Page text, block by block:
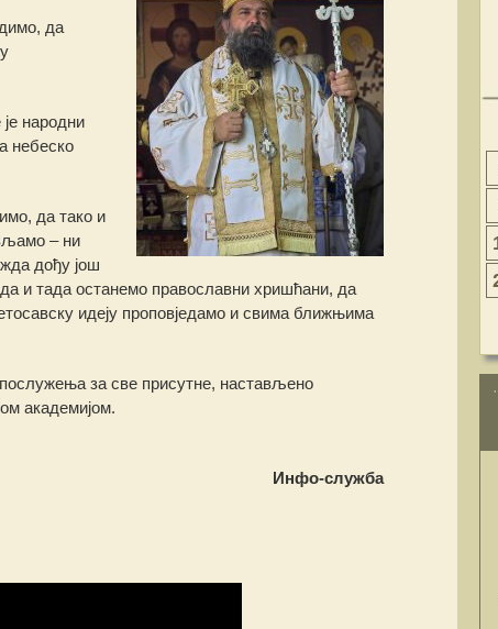
да
народни
небеско
да тако и
– ни
дођу још
и тада останемо православни хришћани, да
идеју проповједамо и свима ближњима
за све присутне, настављено
академијом.
Инфо-служба